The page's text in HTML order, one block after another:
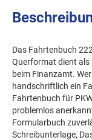
Das Fahrtenbuch
Querformat dient als
beim Finanzamt.
handschriftlich ein
Fahrtenbuch für
problemlos
Formularbuch
Schreibunterlage,